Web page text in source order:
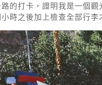
的打卡，證明我是一個觀
時之後加上檢查全部行李